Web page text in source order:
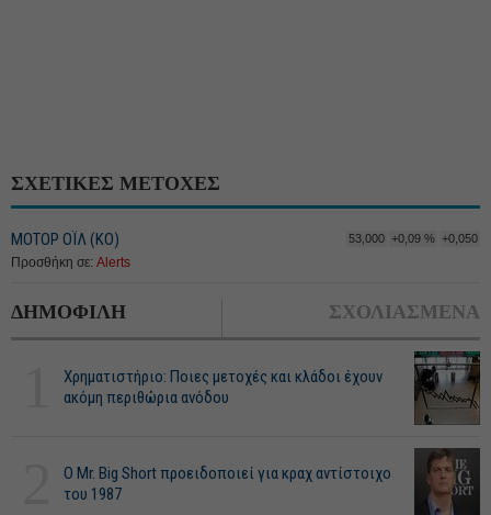
ΣΧΕΤΙΚΕΣ ΜΕΤΟΧΕΣ
ΜΟΤΟΡ ΟΪΛ (ΚΟ) 53,000 +0,09 % +0,050
Προσθήκη σε: Alerts
ΔΗΜΟΦΙΛΗ ΣΧΟΛΙΑΣΜΕΝΑ
Χρηματιστήριο: Ποιες μετοχές και κλάδοι έχουν
ακόμη περιθώρια ανόδου
O Mr. Big Short προειδοποιεί για κραχ αντίστοιχο
του 1987